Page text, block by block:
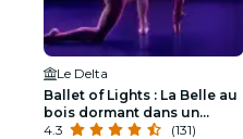
Le Delta
Ballet of Lights : La Belle au
bois dormant dans un
spectacle étincelant
4.3
(131)